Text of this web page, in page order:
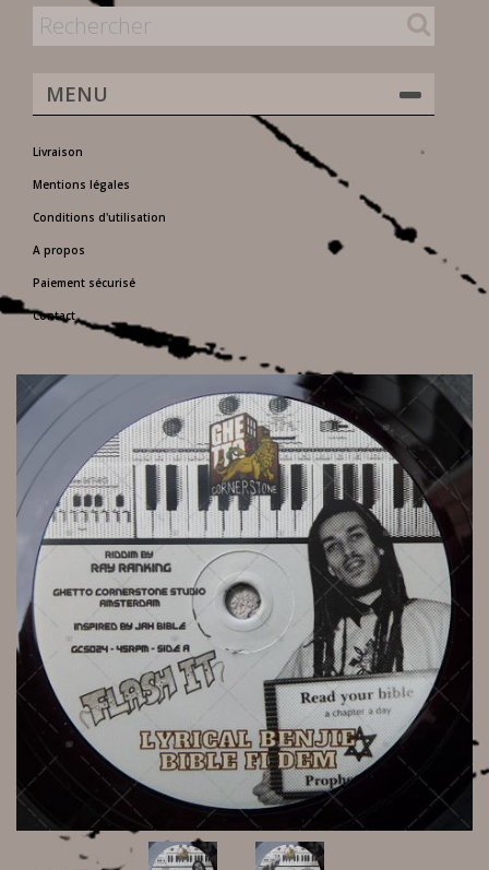
MENU
Livraison
Mentions légales
Conditions d'utilisation
A propos
Paiement sécurisé
Contact